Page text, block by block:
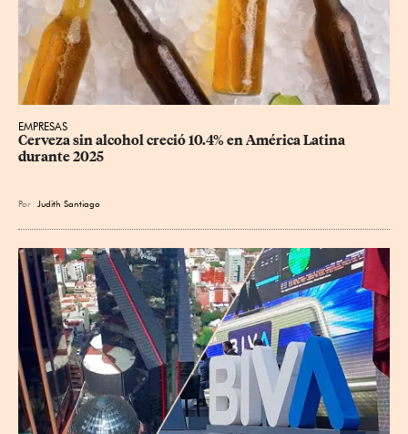
EMPRESAS
Cerveza sin alcohol creció 10.4% en América Latina
durante 2025
Por Judith Santiago